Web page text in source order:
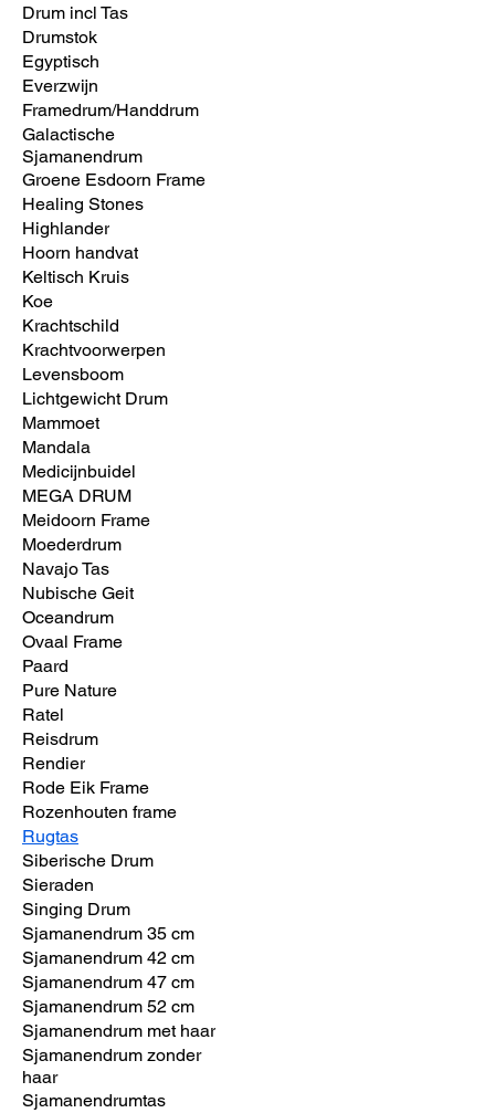
Drum incl Tas
Drumstok
Egyptisch
Everzwijn
Framedrum/Handdrum
Galactische
Sjamanendrum
Groene Esdoorn Frame
Healing Stones
Highlander
Hoorn handvat
Keltisch Kruis
Koe
Krachtschild
Krachtvoorwerpen
Levensboom
Lichtgewicht Drum
Mammoet
Mandala
Medicijnbuidel
MEGA DRUM
Meidoorn Frame
Moederdrum
Navajo Tas
Nubische Geit
Oceandrum
Ovaal Frame
Paard
Pure Nature
Ratel
Reisdrum
Rendier
Rode Eik Frame
Rozenhouten frame
Rugtas
Siberische Drum
Sieraden
Singing Drum
Sjamanendrum 35 cm
Sjamanendrum 42 cm
Sjamanendrum 47 cm
Sjamanendrum 52 cm
Sjamanendrum met haar
Sjamanendrum zonder
haar
Sjamanendrumtas